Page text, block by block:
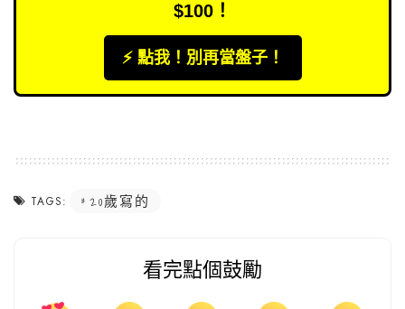
$100！
⚡️ 點我！別再當盤子！
TAGS: 20歲寫的
看完點個鼓勵